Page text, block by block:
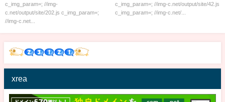
c_img_param=; //img-
c.net/output/site/202.js c_img_param=;
//img-c.net...
c_img_param=; //img-c.net/output/site/42.js
c_img_param=; //img-c.net/...
xrea